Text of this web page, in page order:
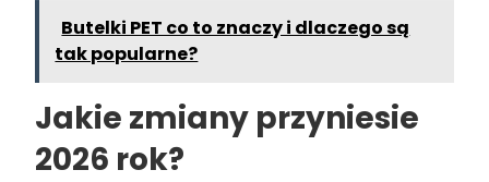
Butelki PET co to znaczy i dlaczego są
tak popularne?
Jakie zmiany przyniesie
2026 rok?